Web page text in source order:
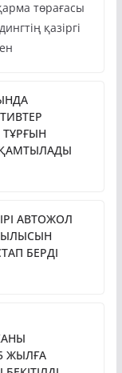
төрағасы
қазіргі
АВТОЖОЛ
БЕРДІ
ЖЫЛҒА